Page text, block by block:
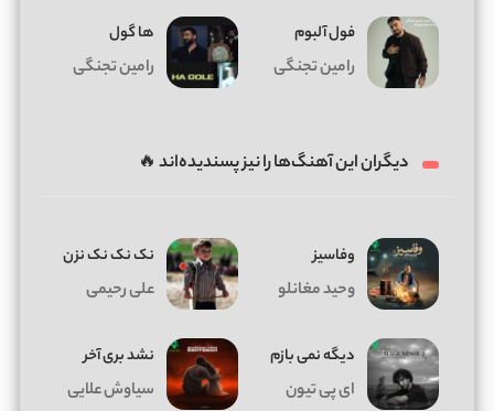
فول آلبوم
رامین تجنگی
ها گول
رامین تجنگی
دیگران این آهنگ‌ها را نیز پسندیده‌اند 🔥
وفاسیز
وحید مغانلو
نک نک نک نزن
علی رحیمی
دیگه نمی بازم
ای پی تیون
نشد بری آخر
سیاوش علایی